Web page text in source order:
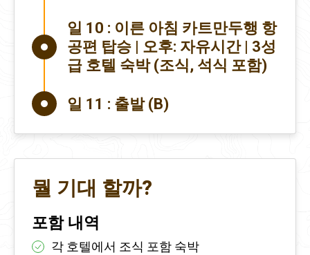
일 10 : 이른 아침 카트만두행 항
공편 탑승 | 오후: 자유시간 | 3성
급 호텔 숙박 (조식, 석식 포함)
일 11 : 출발 (B)
뭘 기대 할까?
포함 내역
각 호텔에서 조식 포함 숙박